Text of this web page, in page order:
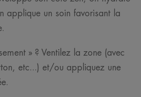
applique un soin favorisant la
» ? Ventilez la zone (avec
etc...) et/ou appliquez une